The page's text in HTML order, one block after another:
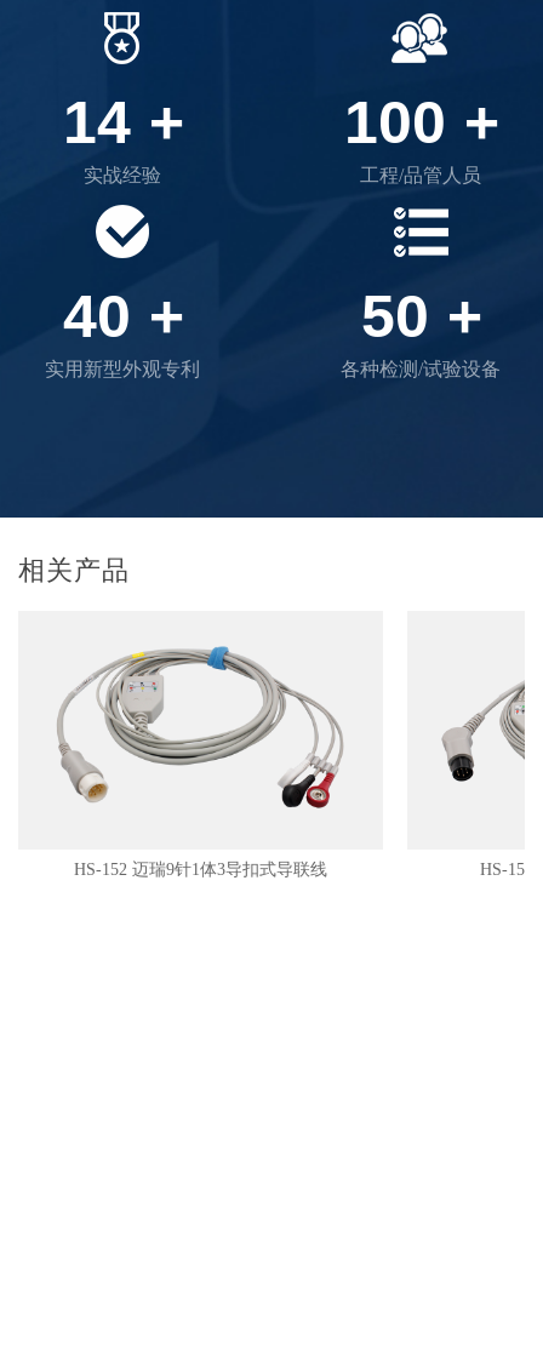
14 +
实战经验
100 +
工程/品管人员
40 +
实用新型外观专利
50 +
各种检测/试验设备
相关产品
HS-152 迈瑞9针1体3导扣式导联线 HS-151